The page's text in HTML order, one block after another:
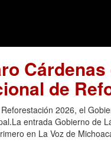
de
2026, el
entrada Gobierno de
en La Voz de